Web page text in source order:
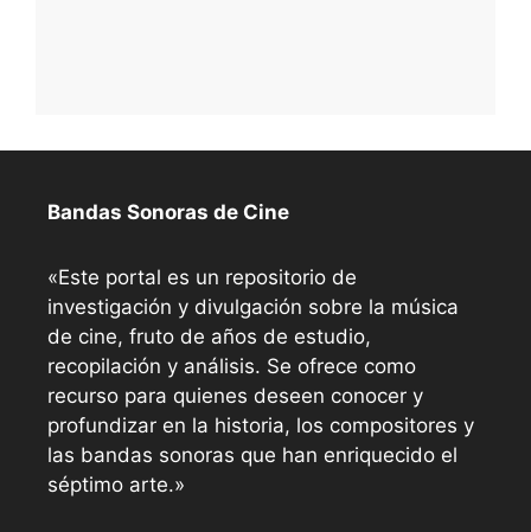
Bandas Sonoras de Cine
«Este portal es un repositorio de
investigación y divulgación sobre la música
de cine, fruto de años de estudio,
recopilación y análisis. Se ofrece como
recurso para quienes deseen conocer y
profundizar en la historia, los compositores y
las bandas sonoras que han enriquecido el
séptimo arte.»